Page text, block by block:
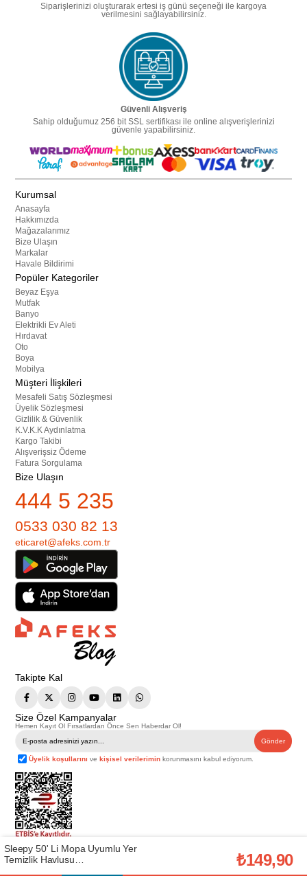
Siparişlerinizi oluşturarak ertesi iş günü seçeneği ile kargoya
verilmesini sağlayabilirsiniz.
Güvenli Alışveriş
Sahip olduğumuz 256 bit SSL sertifikası ile online alışverişlerinizi
güvenle yapabilirsiniz.
Kurumsal
Anasayfa
Hakkımızda
Mağazalarımız
Bize Ulaşın
Markalar
Havale Bildirimi
Popüler Kategoriler
Beyaz Eşya
Mutfak
Banyo
Elektrikli Ev Aleti
Hırdavat
Oto
Boya
Mobilya
Müşteri İlişkileri
Mesafeli Satış Sözleşmesi
Üyelik Sözleşmesi
Gizlilik & Güvenlik
K.V.K.K Aydınlatma
Kargo Takibi
Alışverişsiz Ödeme
Fatura Sorgulama
Bize Ulaşın
444 5 235
0533 030 82 13
eticaret@afeks.com.tr
Takipte Kal
Size Özel Kampanyalar
Hemen Kayıt Ol Fırsatlardan Önce Sen Haberdar Ol!
Gönder
Üyelik koşullarını vekişisel verilerimin korunmasını kabul ediyorum.
Telif Hakkı © 2026Afeks Yapı Market
. Tüm hakları saklıdır.
Bu web sitesindeki tüm ürünler ticari amaçlıdır. Web sitemizde yer alan
görsel ve yazılı içerikler firmamıza ait olup, firmamızın yazılı izni alınmadan
Sleepy 50' Li Mopa Uyumlu Yer
Temizlik Havlusu
₺149,90